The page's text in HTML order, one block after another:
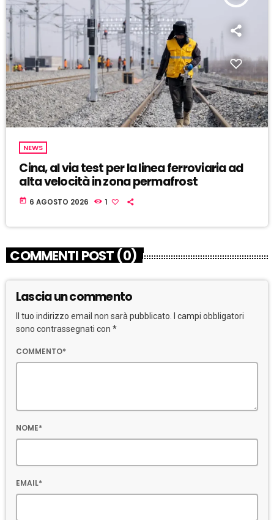
NEWS
Cina, al via test per la linea ferroviaria ad
alta velocità in zona permafrost
today 6 AGOSTO 2026 1
COMMENTI POST (0)
Lascia un commento
Il tuo indirizzo email non sarà pubblicato. I campi obbligatori
sono contrassegnati con *
COMMENTO*
NOME*
EMAIL*